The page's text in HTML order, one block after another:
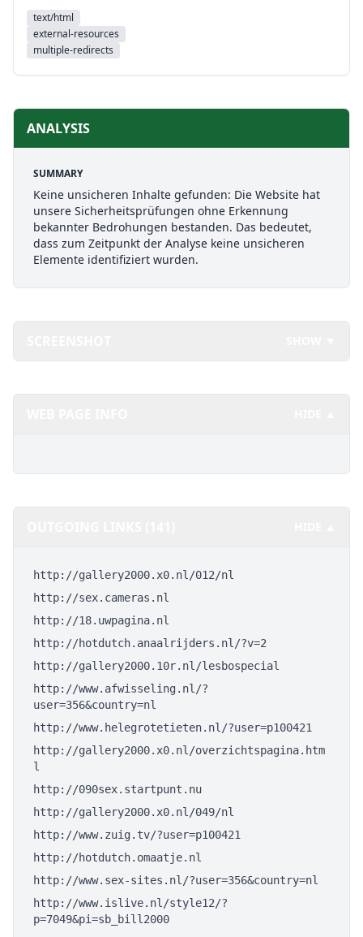
text/html
external-resources
multiple-redirects
ANALYSIS
SUMMARY
Keine unsicheren Inhalte gefunden: Die Website hat
unsere Sicherheitsprüfungen ohne Erkennung
bekannter Bedrohungen bestanden. Das bedeutet,
dass zum Zeitpunkt der Analyse keine unsicheren
Elemente identifiziert wurden.
http://gallery2000.x0.nl/012/nl
http://sex.cameras.nl
http://18.uwpagina.nl
http://hotdutch.anaalrijders.nl/?v=2
http://gallery2000.10r.nl/lesbospecial
http://www.afwisseling.nl/?
user=356&country=nl
http://www.helegrotetieten.nl/?user=p100421
http://gallery2000.x0.nl/overzichtspagina.htm
l
http://090sex.startpunt.nu
http://gallery2000.x0.nl/049/nl
http://www.zuig.tv/?user=p100421
http://hotdutch.omaatje.nl
http://www.sex-sites.nl/?user=356&country=nl
http://www.islive.nl/style12/?
p=7049&pi=sb_bill2000